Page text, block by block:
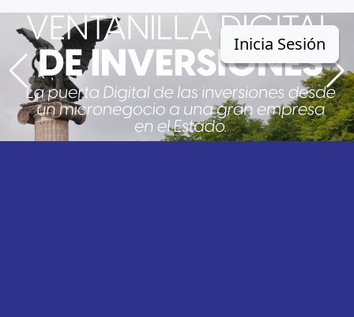
Inicia Sesión